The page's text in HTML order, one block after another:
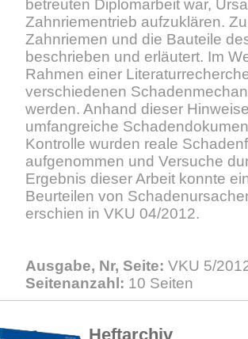
betreuten Diplomarbeit war,
Zahnriementrieb aufzuklären.
Zahnriemen und die Bauteile
beschrieben und erläutert. Im
Rahmen einer
verschiedenen
werden. Anhand dieser
umfangreiche
Kontrolle wurden reale
aufgenommen und Versuche
Ergebnis dieser Arbeit konnte
Beurteilen von
erschien in VKU 04/2012.
Ausgabe, Nr, Seite: VKU 5/
Seitenanzahl: 10 Seiten
Heftarchiv